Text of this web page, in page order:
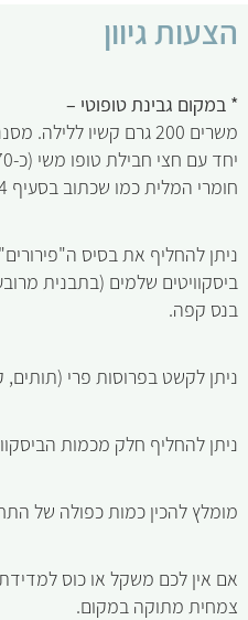
הצעות גיוון
* במקום גבינת טופוטי –
משרים 200 גרם קשיו
חומרי המלית כמו שכתוב בסעיף 4.
ניתן להחליף את בסיס
ביסקוויטים שלמים (בתבנית
בנס קפה.
ניתן לקשט בפרוסות פרי (תותים,
ניתן להחליף חלק מכמות
מומלץ להכין כמות כפולה של
צמחית מתוקה במקום.